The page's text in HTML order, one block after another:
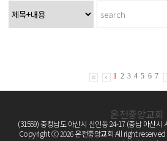
1 2 3 4 5 6 7
온천중앙교회
(31559) 충청남도 아산시 신인동 24-17 (충남 아산시
Copyright ⓒ 2026 온천중앙교회 All right reserved